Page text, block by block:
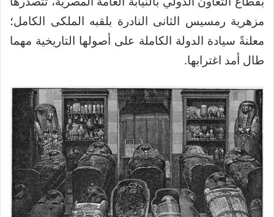
مزهرية رمسيس الثانى النادرة بلقبه الملكى الكامل؛
معلنةً سيادة الدولة الكاملة على أصولها التاريخية مهما
طال أمد اغترابها.